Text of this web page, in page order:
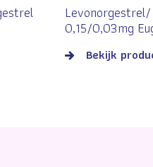
0,15/0,03mg
Bekijk